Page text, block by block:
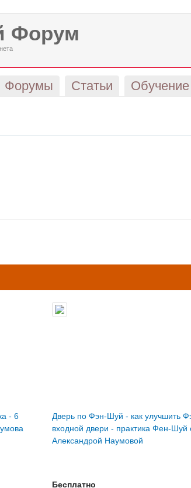
Форум
Форумы Статьи Обучение
- 6
Дверь по Фэн-Шуй - как улучшить
входной двери - практика Фен-Шуй
Александрой Наумовой
Бесплатно